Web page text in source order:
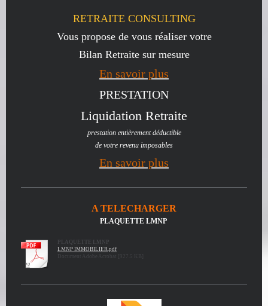
RETRAITE CONSULTING
Vous propose de vous réaliser votre
Bilan Retraite sur mesure
En savoir plus
PRESTATION
Liquidation Retraite
prestation entièrement déductible
de votre revenu imposables
En savoir plus
A TELECHARGER
PLAQUETTE LMNP
PLAQUETTE LMNP
LMNP IMMOBILIER.pdf
Document Adobe Acrobat [927.5 KB]